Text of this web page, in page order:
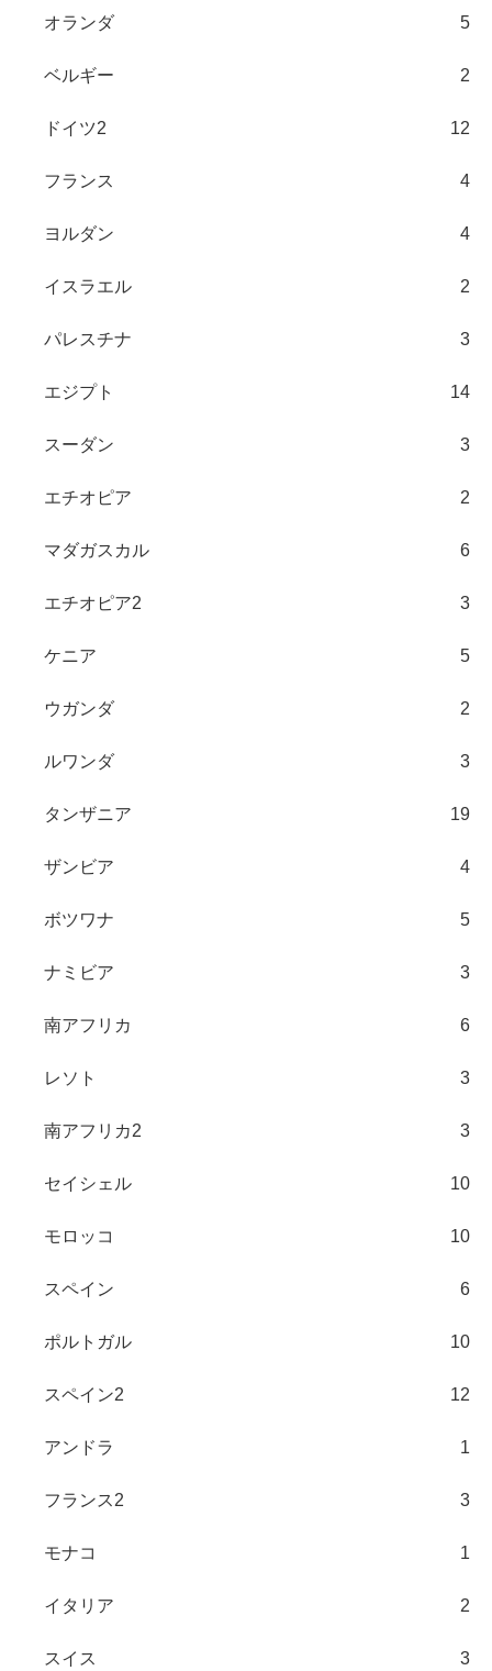
オランダ 5
ベルギー 2
ドイツ2 12
フランス 4
ヨルダン 4
イスラエル 2
パレスチナ 3
エジプト 14
スーダン 3
エチオピア 2
マダガスカル 6
エチオピア2 3
ケニア 5
ウガンダ 2
ルワンダ 3
タンザニア 19
ザンビア 4
ボツワナ 5
ナミビア 3
南アフリカ 6
レソト 3
南アフリカ2 3
セイシェル 10
モロッコ 10
スペイン 6
ポルトガル 10
スペイン2 12
アンドラ 1
フランス2 3
モナコ 1
イタリア 2
スイス 3